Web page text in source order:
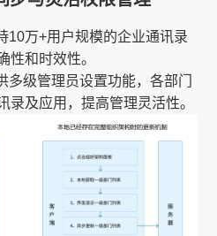
10万+用户规模的企业通讯录
性和时效性。
多级管理员设置功能，各部门
录及应用，提高管理灵活性。